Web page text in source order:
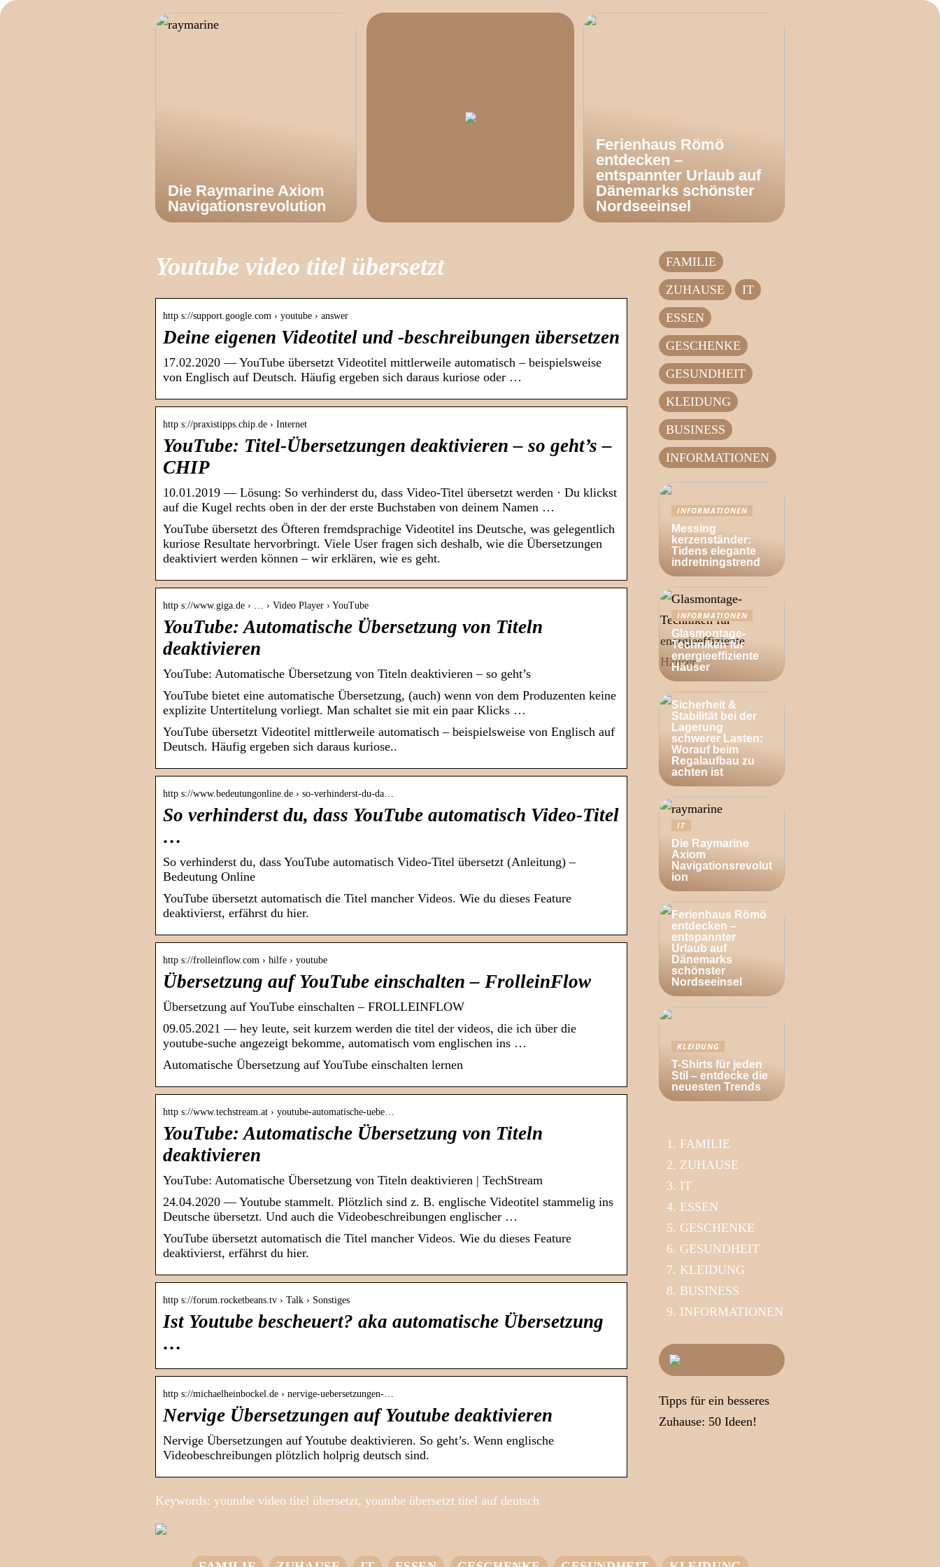
Die Raymarine Axiom
Navigationsrevolution
Ferienhaus Römö
entdecken –
entspannter Urlaub auf
Dänemarks schönster
Nordseeinsel
Youtube video titel übersetzt
http s://support.google.com › youtube › answer
Deine eigenen Videotitel und -beschreibungen übersetzen
17.02.2020 — YouTube übersetzt Videotitel mittlerweile automatisch – beispielsweise
von Englisch auf Deutsch. Häufig ergeben sich daraus kuriose oder …
http s://praxistipps.chip.de › Internet
YouTube: Titel-Übersetzungen deaktivieren – so geht’s –
CHIP
10.01.2019 — Lösung: So verhinderst du, dass Video-Titel übersetzt werden · Du klickst
auf die Kugel rechts oben in der der erste Buchstaben von deinem Namen …
YouTube übersetzt des Öfteren fremdsprachige Videotitel ins Deutsche, was gelegentlich
kuriose Resultate hervorbringt. Viele User fragen sich deshalb, wie die Übersetzungen
deaktiviert werden können – wir erklären, wie es geht.
http s://www.giga.de › … › Video Player › YouTube
YouTube: Automatische Übersetzung von Titeln
deaktivieren
YouTube: Automatische Übersetzung von Titeln deaktivieren – so geht’s
YouTube bietet eine automatische Übersetzung, (auch) wenn von dem Produzenten keine
explizite Untertitelung vorliegt. Man schaltet sie mit ein paar Klicks …
YouTube übersetzt Videotitel mittlerweile automatisch – beispielsweise von Englisch auf
Deutsch. Häufig ergeben sich daraus kuriose..
http s://www.bedeutungonline.de › so-verhinderst-du-da…
So verhinderst du, dass YouTube automatisch Video-Titel
…
So verhinderst du, dass YouTube automatisch Video-Titel übersetzt (Anleitung) –
Bedeutung Online
YouTube übersetzt automatisch die Titel mancher Videos. Wie du dieses Feature
deaktivierst, erfährst du hier.
http s://frolleinflow.com › hilfe › youtube
Übersetzung auf YouTube einschalten – FrolleinFlow
Übersetzung auf YouTube einschalten – FROLLEINFLOW
09.05.2021 — hey leute, seit kurzem werden die titel der videos, die ich über die
youtube-suche angezeigt bekomme, automatisch vom englischen ins …
Automatische Übersetzung auf YouTube einschalten lernen
http s://www.techstream.at › youtube-automatische-uebe…
YouTube: Automatische Übersetzung von Titeln
deaktivieren
YouTube: Automatische Übersetzung von Titeln deaktivieren | TechStream
24.04.2020 — Youtube stammelt. Plötzlich sind z. B. englische Videotitel stammelig ins
Deutsche übersetzt. Und auch die Videobeschreibungen englischer …
YouTube übersetzt automatisch die Titel mancher Videos. Wie du dieses Feature
deaktivierst, erfährst du hier.
http s://forum.rocketbeans.tv › Talk › Sonstiges
Ist Youtube bescheuert? aka automatische Übersetzung
…
http s://michaelheinbockel.de › nervige-uebersetzungen-…
Nervige Übersetzungen auf Youtube deaktivieren
Nervige Übersetzungen auf Youtube deaktivieren. So geht’s. Wenn englische
Videobeschreibungen plötzlich holprig deutsch sind.
Keywords: youtube video titel übersetzt, youtube übersetzt titel auf deutsch
FAMILIE
ZUHAUSE
IT
ESSEN
GESCHENKE
GESUNDHEIT
KLEIDUNG
BUSINESS
INFORMATIONEN
INFORMATIONEN
Messing
kerzenständer:
Tidens elegante
indretningstrend
INFORMATIONEN
Glasmontage-
Techniken für
energieeffiziente
Häuser
Sicherheit &
Stabilität bei der
Lagerung
schwerer Lasten:
Worauf beim
Regalaufbau zu
achten ist
IT
Die Raymarine
Axiom
Navigationsrevolut
ion
Ferienhaus Römö
entdecken –
entspannter
Urlaub auf
Dänemarks
schönster
Nordseeinsel
KLEIDUNG
T-Shirts für jeden
Stil – entdecke die
neuesten Trends
FAMILIE
ZUHAUSE
IT
ESSEN
GESCHENKE
GESUNDHEIT
KLEIDUNG
BUSINESS
INFORMATIONEN
Tipps für ein besseres
Zuhause: 50 Ideen!